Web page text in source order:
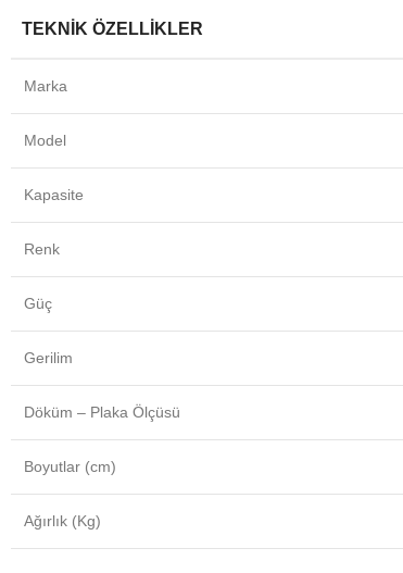
TEKNİK ÖZELLİKLER
Marka
Model
Kapasite
Renk
Güç
Gerilim
Döküm – Plaka Ölçüsü
Boyutlar (cm)
Ağırlık (Kg)